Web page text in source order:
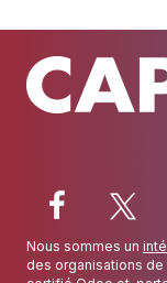
Nous sommes un
des organisations